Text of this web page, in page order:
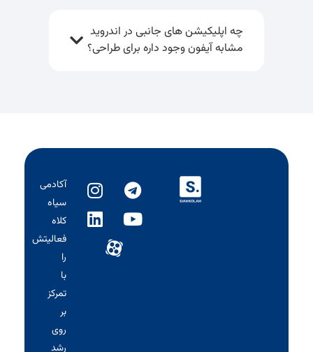
چه اپلیکیشن های جانبی در اندروید
مشابه آیفون وجود داره برای طراحی؟
آکادمی
سیاه‌
کلاه
فعالیتش
را
با
تمرکز
بر
روی
رشد